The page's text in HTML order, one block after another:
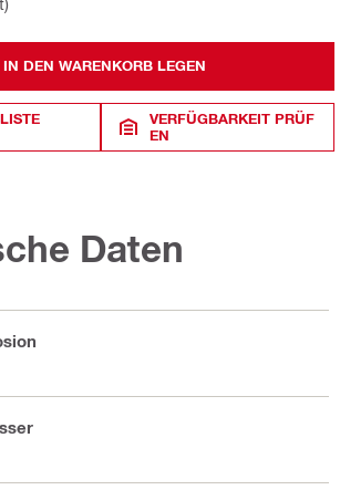
IN DEN WARENKORB LEGEN
VERFÜGBARKEIT PRÜF
EN
Daten